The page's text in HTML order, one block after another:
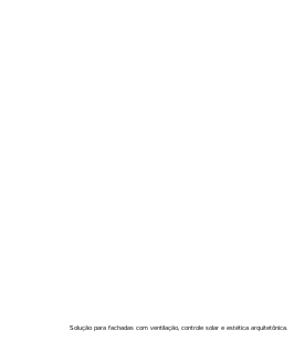
Solução para fachadas com ventilação, controle solar e estética arquitetônica.